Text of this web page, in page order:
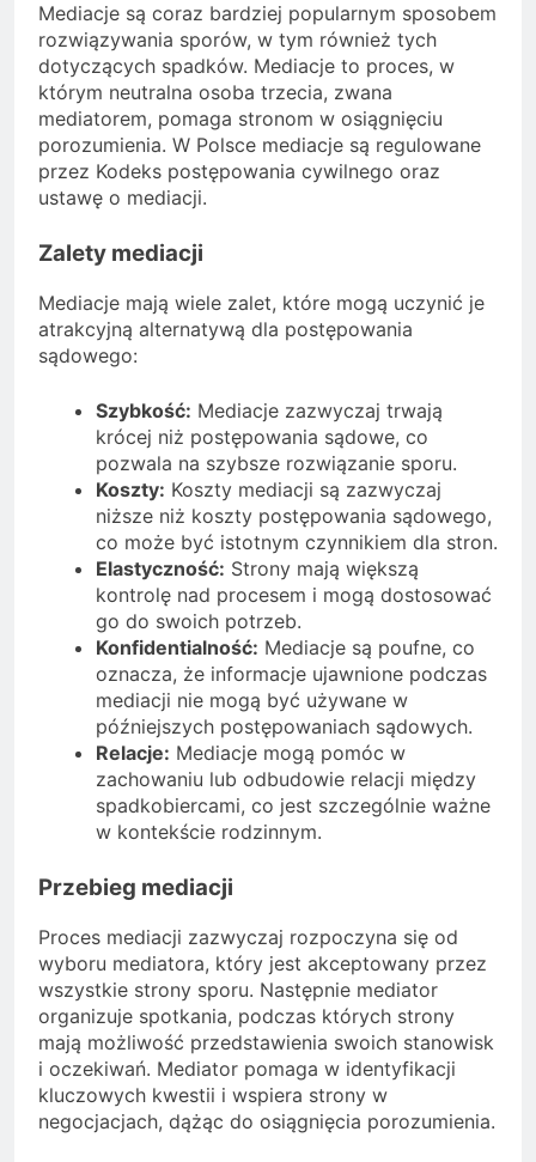
Mediacje są coraz bardziej popularnym sposobem
rozwiązywania sporów, w tym również tych
dotyczących spadków. Mediacje to proces, w
którym neutralna osoba trzecia, zwana
mediatorem, pomaga stronom w osiągnięciu
porozumienia. W Polsce mediacje są regulowane
przez Kodeks postępowania cywilnego oraz
ustawę o mediacji.
Zalety mediacji
Mediacje mają wiele zalet, które mogą uczynić je
atrakcyjną alternatywą dla postępowania
sądowego:
Szybkość: Mediacje zazwyczaj trwają
krócej niż postępowania sądowe, co
pozwala na szybsze rozwiązanie sporu.
Koszty: Koszty mediacji są zazwyczaj
niższe niż koszty postępowania sądowego,
co może być istotnym czynnikiem dla stron.
Elastyczność: Strony mają większą
kontrolę nad procesem i mogą dostosować
go do swoich potrzeb.
Konfidentialność: Mediacje są poufne, co
oznacza, że informacje ujawnione podczas
mediacji nie mogą być używane w
późniejszych postępowaniach sądowych.
Relacje: Mediacje mogą pomóc w
zachowaniu lub odbudowie relacji między
spadkobiercami, co jest szczególnie ważne
w kontekście rodzinnym.
Przebieg mediacji
Proces mediacji zazwyczaj rozpoczyna się od
wyboru mediatora, który jest akceptowany przez
wszystkie strony sporu. Następnie mediator
organizuje spotkania, podczas których strony
mają możliwość przedstawienia swoich stanowisk
i oczekiwań. Mediator pomaga w identyfikacji
kluczowych kwestii i wspiera strony w
negocjacjach, dążąc do osiągnięcia porozumienia.